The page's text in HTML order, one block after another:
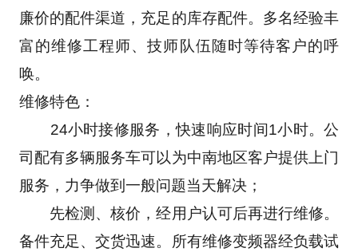
廉价的配件渠道，充足的库存配件。多名经验丰
富的维修工程师、技师队伍随时等待客户的呼
唤。
维修特色：
24小时接修服务，快速响应时间1小时。公
司配有多辆服务车可以为中南地区客户提供上门
服务，力争做到一般问题当天解决；
先检测、核价，经用户认可后再进行维修。
备件充足、交货迅速。所有维修变频器经负载试